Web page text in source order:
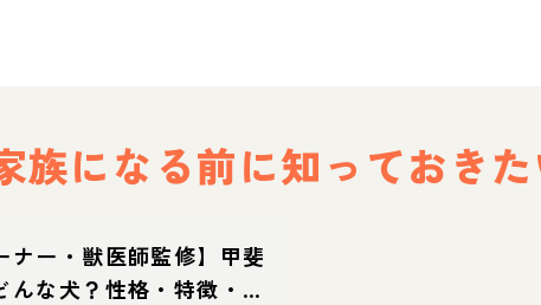
族になる前に知っておき
ナー・獣医師監修】甲斐
んな犬？性格・特徴・育